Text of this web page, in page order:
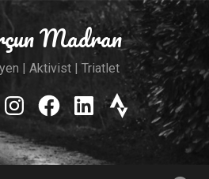
Madran
| Aktivist | Triatlet
Instagram
Facebook
Linkedin
Strava